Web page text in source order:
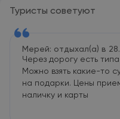
Шейхе и Международный
Hotels. Международный
находится в 13 км.
Туристы советуют
Мерей: отдыхал(а) в
Через дорогу есть
Можно взять какие-то
на подарки. Цены
наличку и карты